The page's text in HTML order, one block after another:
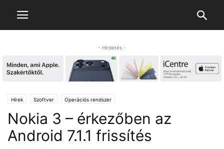
- Hirdetés -
Hírek Szoftver Operációs rendszer
Nokia 3 – érkezőben az
Android 7.1.1 frissítés